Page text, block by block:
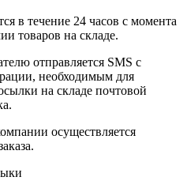
в течение 24 часов с момента
товаров на складе.
отправляется SMS с
необходимым для
на складе почтовой
осуществляется